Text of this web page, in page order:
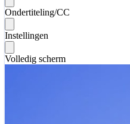
Ondertiteling/CC
Instellingen
Volledig scherm